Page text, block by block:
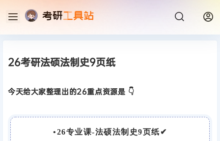
26考研法硕法制史9页纸
今天给大家整理出的26重点资源是 👇
•26专业课-法硕法制史9页纸 ✔